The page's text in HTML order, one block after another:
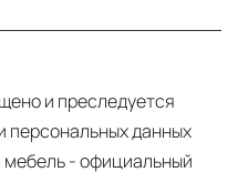
и преследуется
персональных данных
- официальный